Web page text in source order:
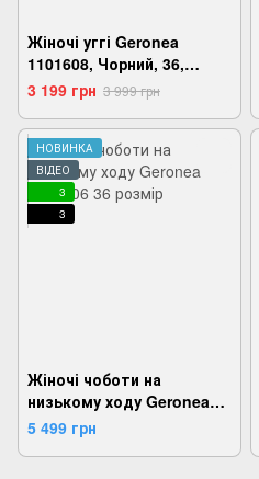
Жіночі уггі Geronea
1101608, Чорний, 36,
2999860785654
3 199 грн 3 999 грн
НОВИНКА
ВІДЕО
3
3
Жіночі чоботи на
низькому ходу Geronea
1101606, Чорний, 36,
5 499 грн